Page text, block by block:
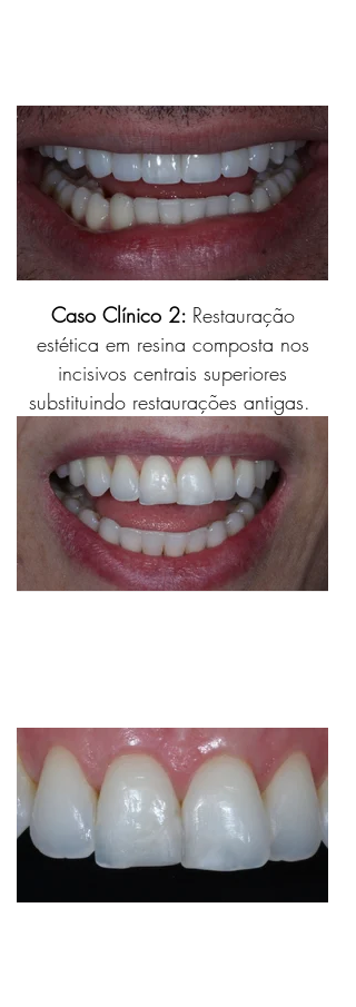
Caso Clínico 2: Restauração
estética em resina composta nos
incisivos centrais superiores
substituindo restaurações antigas.